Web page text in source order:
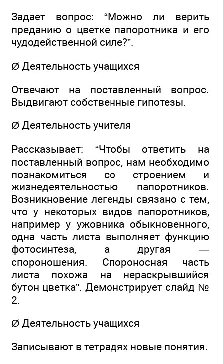
Задает вопрос: “Можно ли верить
преданию о цветке папоротника и его
чудодейственной силе?”.
Ø Деятельность учащихся
Отвечают на поставленный вопрос.
Выдвигают собственные гипотезы.
Ø Деятельность учителя
Рассказывает: “Чтобы ответить на
поставленный вопрос, нам необходимо
познакомиться со строением и
жизнедеятельностью папоротников.
Возникновение легенды связано с тем,
что у некоторых видов папоротников,
например у ужовника обыкновенного,
одна часть листа выполняет функцию
фотосинтеза, а другая —
спороношения. Спороносная часть
листа похожа на нераскрывшийся
бутон цветка”. Демонстрирует слайд №
2.
Ø Деятельность учащихся
Записывают в тетрадях новые понятия.